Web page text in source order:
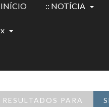
INÍCIO :: NOTÍCIA
x
RESULTADOS PARA